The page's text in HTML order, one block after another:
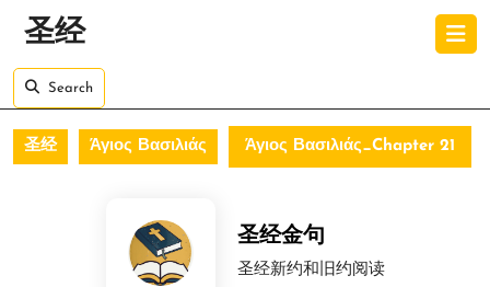
圣经
Search
圣经 Άγιος Βασιλιάς Άγιος Βασιλιάς_Chapter 21
圣经金句
圣经新约和旧约阅读